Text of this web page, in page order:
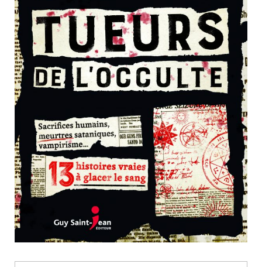
Nouveautés
Numérique
Livres audio
Meilleurs vendeurs
Page vedette
AUTEURS
À PROPOS
CONTACT